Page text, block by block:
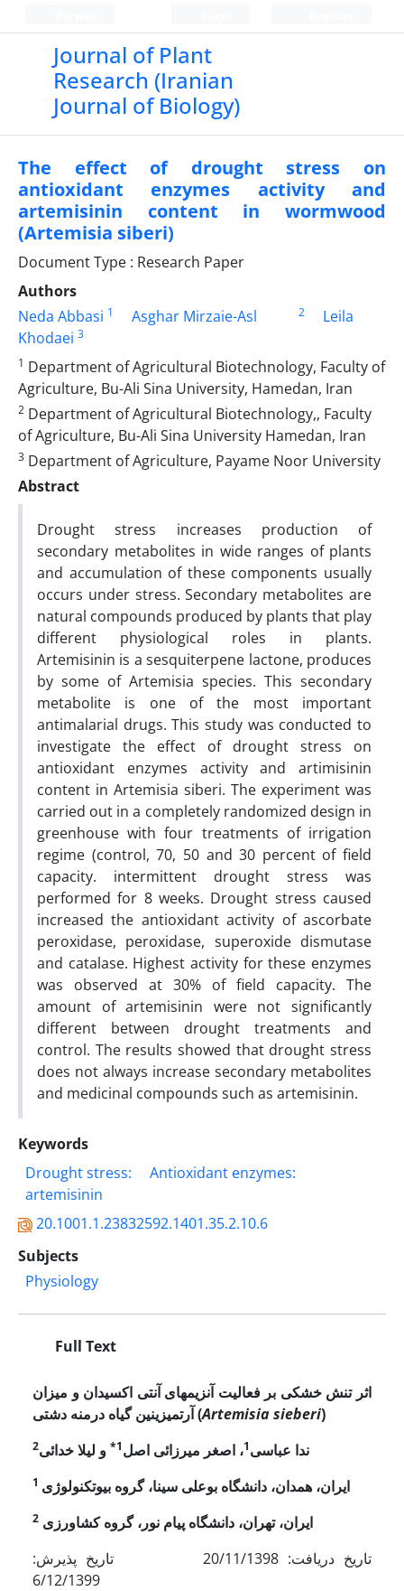
Journal of Plant
Research (Iranian
Journal of Biology)
The effect of drought stress on
antioxidant enzymes activity and
artemisinin content in wormwood
(Artemisia siberi)
Document Type : Research Paper
Authors
Neda Abbasi 1 Asghar Mirzaie-Asl 2
Leila
Khodaei 3
1 Department of Agricultural Biotechnology, Faculty of
Agriculture, Bu-Ali Sina University, Hamedan, Iran
2 Department of Agricultural Biotechnology,, Faculty
of Agriculture, Bu-Ali Sina University Hamedan, Iran
3 Department of Agriculture, Payame Noor University
Abstract
Drought stress increases production of
secondary metabolites in wide ranges of plants
and accumulation of these components usually
occurs under stress. Secondary metabolites are
natural compounds produced by plants that play
different physiological roles in plants.
Artemisinin is a sesquiterpene lactone, produces
by some of Artemisia species. This secondary
metabolite is one of the most important
antimalarial drugs. This study was conducted to
investigate the effect of drought stress on
antioxidant enzymes activity and artimisinin
content in Artemisia siberi. The experiment was
carried out in a completely randomized design in
greenhouse with four treatments of irrigation
regime (control, 70, 50 and 30 percent of field
capacity. intermittent drought stress was
performed for 8 weeks. Drought stress caused
increased the antioxidant activity of ascorbate
peroxidase, peroxidase, superoxide dismutase
and catalase. Highest activity for these enzymes
was observed at 30% of field capacity. The
amount of artemisinin were not significantly
different between drought treatments and
control. The results showed that drought stress
does not always increase secondary metabolites
and medicinal compounds such as artemisinin.
Keywords
Drought stress:
Antioxidant enzymes:
artemisinin
20.1001.1.23832592.1401.35.2.10.6
Subjects
Physiology
Full Text
اثر تنش خشکی بر فعالیت آنزیم­های آنتی اکسیدان و میزان
آرتمیزینین گیاه درمنه دشتی(Artemisia sieberi)
ندا عباسی1، اصغر میرزائی اصل1* و لیلا خدائی2
1 ایران، همدان، دانشگاه بوعلی سینا، گروه بیوتکنولوژی
2 ایران، تهران، دانشگاه پیام نور، گروه کشاورزی
تاریخ دریافت: 20/11/1398 تاریخ پذیرش:
6/12/1399